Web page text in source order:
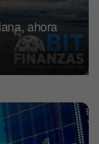
ahora